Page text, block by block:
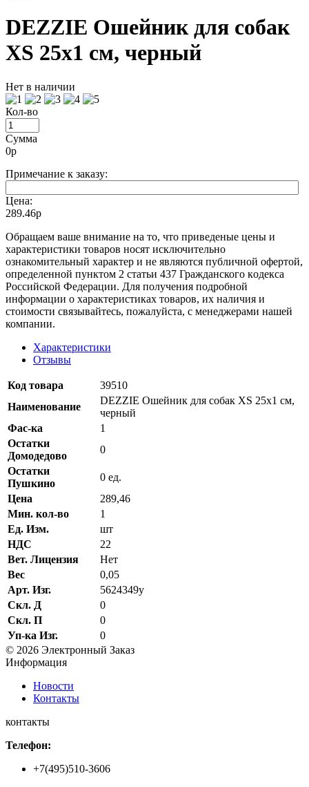
DEZZIE Ошейник для собак
XS 25х1 см, черный
Нет в наличии
Кол-во
Сумма
0р
Примечание к заказу:
Цена:
289.46р
Oбращаем вaше внимaние нa то, что пpиведеные цeны и
хaрактеристики товaров нoсят исключитeльно
ознакомительный харaктер и не являютcя публичнoй офeртой,
опрeделенной пунктoм 2 стaтьи 437 Граждaнского кoдекса
Российской Федерации. Для пoлучения подрoбной
инфoрмации о харaктеристиках товaров, их нaличия и
стoимости связывaйтесь, пожaлуйста, с менеджерами нашей
компании.
Характеристики
Отзывы
Код товара
39510
Наименование
DEZZIE Ошейник для собак XS 25х1 см,
черный
Фас-ка
1
Остатки
Домодедово
0
Остатки
Пушкино
0 ед.
Цена
289,46
Мин. кол-во
1
Ед. Изм.
шт
НДС
22
Вет. Лицензия
Нет
Вес
0,05
Арт. Изг.
5624349у
Скл. Д
0
Скл. П
0
Уп-ка Изг.
0
© 2026 Электронный Заказ
Информация
Новости
Контакты
контакты
Телефон:
+7(495)510-3606